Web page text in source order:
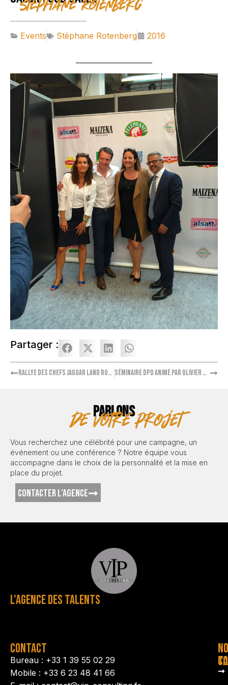
Stéphane Rotenberg
Events Stéphane Rotenberg 2016
Partager :
Rallye des Chefs Jaguar Land Rover avec Philippe Etchebest Séminaire DPD animé par Olivier Minne
PARLONS
de votre projet
Vous recherchez une célébrité pour une campagne, un
événement ou une conférence ? Notre équipe vous
accompagne dans le choix de la personnalité et la mise en
place du projet.
CONTACTER L'AGENCE
L'AGENCE DES TALENTS
CONTACT
Bureau : +33 1 39 55 02 29
Mobile : +33 6 23 48 41 66